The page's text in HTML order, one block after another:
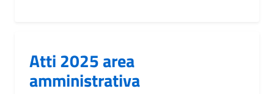
Atti 2025 area
amministrativa